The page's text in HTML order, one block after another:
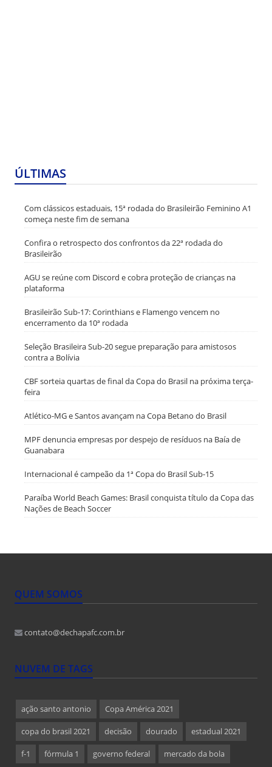
ÚLTIMAS
Com clássicos estaduais, 15ª rodada do Brasileirão Feminino A1
começa neste fim de semana
Confira o retrospecto dos confrontos da 22ª rodada do
Brasileirão
AGU se reúne com Discord e cobra proteção de crianças na
plataforma
Brasileirão Sub-17: Corinthians e Flamengo vencem no
encerramento da 10ª rodada
Seleção Brasileira Sub-20 segue preparação para amistosos
contra a Bolívia
CBF sorteia quartas de final da Copa do Brasil na próxima terça-
feira
Atlético-MG e Santos avançam na Copa Betano do Brasil
MPF denuncia empresas por despejo de resíduos na Baía de
Guanabara
Internacional é campeão da 1ª Copa do Brasil Sub-15
Paraíba World Beach Games: Brasil conquista título da Copa das
Nações de Beach Soccer
QUEM SOMOS
contato@dechapafc.com.br
NUVEM DE TAGS
ação santo antonio Copa América 2021
copa do brasil 2021 decisão dourado estadual 2021
f-1 fórmula 1 governo federal mercado da bola